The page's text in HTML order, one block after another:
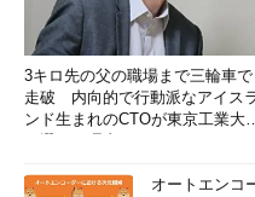
3キロ先の父の職場まで三輪車で
走破 内向的で行動派なアイス
ンド生まれのCTOが東京工業大
オートエンコ